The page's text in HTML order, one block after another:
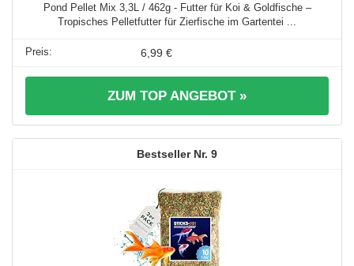
Pond Pellet Mix 3,3L / 462g - Futter für Koi & Goldfische –
Tropisches Pelletfutter für Zierfische im Gartentei ...
6,99 €
ZUM TOP ANGEBOT »
9